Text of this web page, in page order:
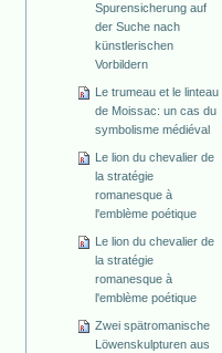
Spurensicherung auf
der Suche nach
künstlerischen
Vorbildern
Le trumeau et le linteau
de Moissac: un cas du
symbolisme médiéval
Le lion du chevalier de
la stratégie
romanesque à
l'emblème poétique
Le lion du chevalier de
la stratégie
romanesque à
l'emblème poétique
Zwei spätromanische
Löwenskulpturen aus